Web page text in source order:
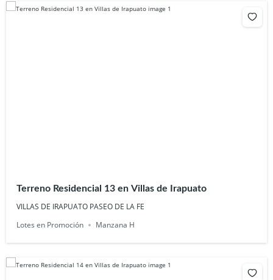
Terreno Residencial 13 en Villas de Irapuato
VILLAS DE IRAPUATO PASEO DE LA FE
Lotes en Promoción
Manzana H